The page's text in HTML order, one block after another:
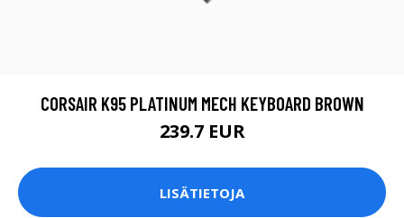
CORSAIR K95 PLATINUM MECH KEYBOARD BROWN
239.7 EUR
LISÄTIETOJA